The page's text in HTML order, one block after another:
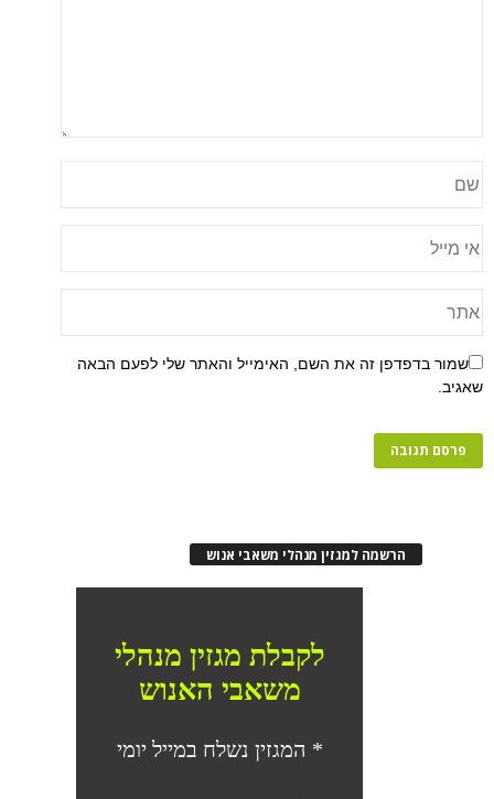
שמור בדפדפן זה את השם, האימייל והאתר שלי לפעם הבאה
שאגיב.
הרשמה למגזין מנהלי משאבי אנוש